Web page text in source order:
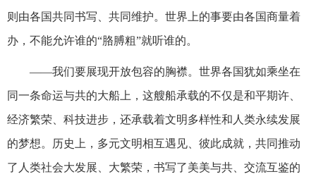
则由各国共同书写、共同维护。世界上的事要由各国商量着
办，不能允许谁的“胳膊粗”就听谁的。
——我们要展现开放包容的胸襟。世界各国犹如乘坐在
同一条命运与共的大船上，这艘船承载的不仅是和平期许、
经济繁荣、科技进步，还承载着文明多样性和人类永续发展
的梦想。历史上，多元文明相互遇见、彼此成就，共同推动
了人类社会大发展、大繁荣，书写了美美与共、交流互鉴的